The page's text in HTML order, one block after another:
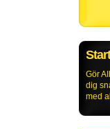
Gör
dig
med